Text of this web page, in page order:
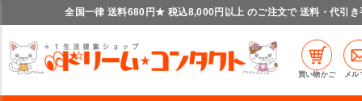
全国一律 送料680円★ 税込8,000円以上 のご注文で 送料・代引き
買い物かご メル